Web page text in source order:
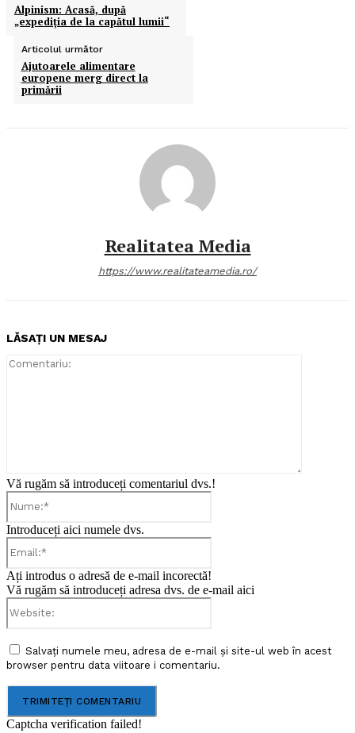
Alpinism: Acasă, după
„expediţia de la capătul lumii“
Articolul următor
Ajutoarele alimentare
europene merg direct la
primării
Realitatea Media
https://www.realitateamedia.ro/
LĂSAȚI UN MESAJ
Vă rugăm să introduceți comentariul dvs.!
Introduceți aici numele dvs.
Ați introdus o adresă de e-mail incorectă!
Vă rugăm să introduceți adresa dvs. de e-mail aici
Salvați numele meu, adresa de e-mail și site-ul web în acest
browser pentru data viitoare i comentariu.
Captcha verification failed!